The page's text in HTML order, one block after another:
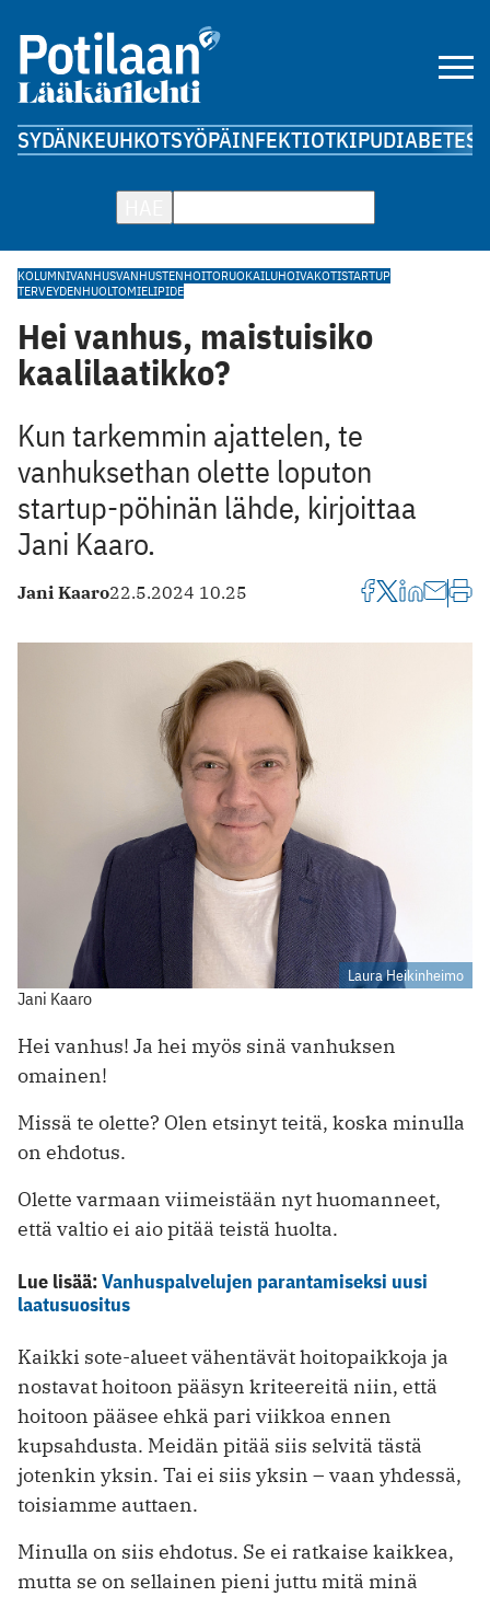
SYDÄNKEUHKOTSYÖPÄINFEKTIOTKIPUDIABETES
KOLUMNIVANHUSVANHUSTENHOITORUOKAILUHOIVAKOTISTARTUP
TERVEYDENHUOLTOMIELIPIDE
Hei vanhus, maistuisiko
kaalilaatikko?
Kun tarkemmin ajattelen, te
vanhuksethan olette loputon
startup-pöhinän lähde, kirjoittaa
Jani Kaaro.
Jani Kaaro22.5.2024 10.25
Laura Heikinheimo
Jani Kaaro
Hei vanhus! Ja hei myös sinä vanhuksen
omainen!
Missä te olette? Olen etsinyt teitä, koska minulla
on ehdotus.
Olette varmaan viimeistään nyt huomanneet,
että valtio ei aio pitää teistä huolta.
Lue lisää:Vanhuspalvelujen parantamiseksi uusi
laatusuositus
Kaikki sote-alueet vähentävät hoitopaikkoja ja
nostavat hoitoon pääsyn kriteereitä niin, että
hoitoon pääsee ehkä pari viikkoa ennen
kupsahdusta. Meidän pitää siis selvitä tästä
jotenkin yksin. Tai ei siis yksin – vaan yhdessä,
toisiamme auttaen.
Minulla on siis ehdotus. Se ei ratkaise kaikkea,
mutta se on sellainen pieni juttu mitä minä